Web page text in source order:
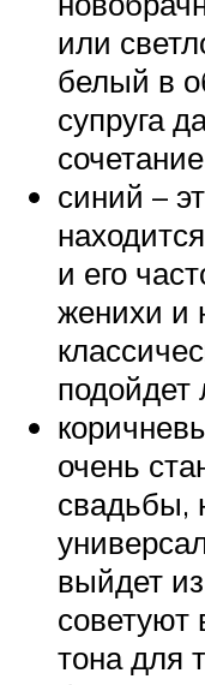
или
белый в
супруга
синий –
и его
женихи и
очень
свадьбы,
выйдет
тона для